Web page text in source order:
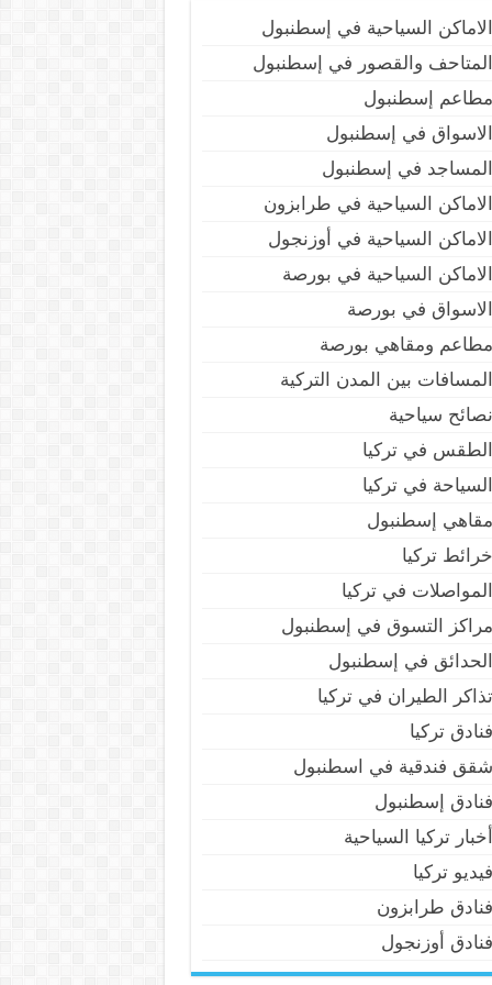
الاماكن السياحية في إسطنبول
المتاحف والقصور في إسطنبول
مطاعم إسطنبول
الاسواق في إسطنبول
المساجد في إسطنبول
الاماكن السياحية في طرابزون
الاماكن السياحية في أوزنجول
الاماكن السياحية في بورصة
الاسواق في بورصة
مطاعم ومقاهي بورصة
المسافات بين المدن التركية
نصائح سياحية
الطقس في تركيا
السياحة في تركيا
مقاهي إسطنبول
خرائط تركيا
المواصلات في تركيا
مراكز التسوق في إسطنبول
الحدائق في إسطنبول
تذاكر الطيران في تركيا
فنادق تركيا
شقق فندقية في اسطنبول
فنادق إسطنبول
أخبار تركيا السياحية
فيديو تركيا
فنادق طرابزون
فنادق أوزنجول